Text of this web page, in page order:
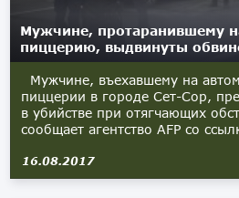
Мужчине, протаранившему
пиццерию, выдвинуты
Мужчине, въехавшему на
пиццерии в городе Сет-Сор,
в убийстве при отягчающих
сообщает агентство AFP со
16.08.2017